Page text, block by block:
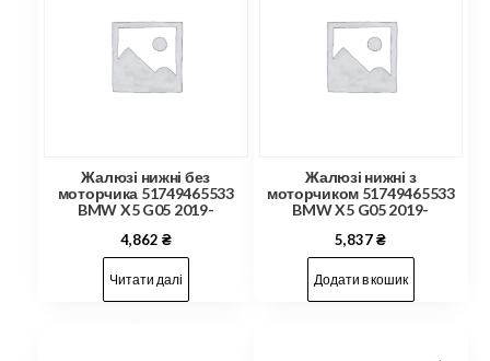
Жалюзі нижні без
моторчика 51749465533
BMW X5 G05 2019-
4,862 ₴
Читати далі
Жалюзі нижні з
моторчиком 51749465533
BMW X5 G05 2019-
5,837₴
Додати в кошик